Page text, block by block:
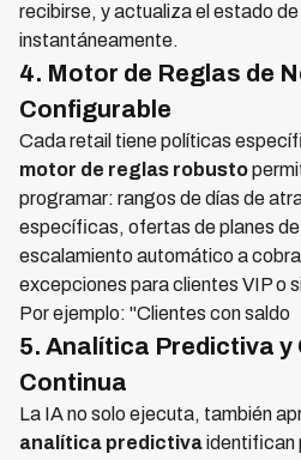
recibirse, y actualiza el estado
instantáneamente.
4. Motor de Reglas de
Configurable
Cada retail tiene políticas
motor de reglas robusto
programar: rangos de días de
específicas, ofertas de planes
escalamiento automático a
excepciones para clientes VIP o
Por ejemplo: "Clientes con saldo
5. Analítica Predictiva y
Continua
La IA no solo ejecuta, también
analítica predictivaidentifican